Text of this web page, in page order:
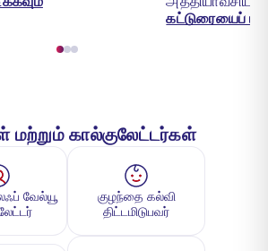
கட்டுரையைப்
மற்றும் கால்குலேட்டர்கள்
வேல்யூ
குழந்தை கல்வி
திட்டமிடுபவர்